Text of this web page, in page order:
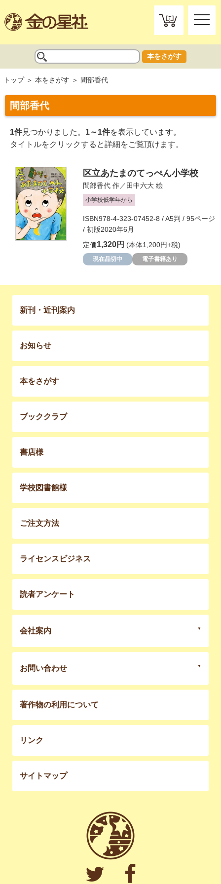
toggle
本をさがす
トップ 本をさがす 間部香代
間部香代
1件見つかりました。 1～1件を表示しています。
タイトルをクリックすると詳細をご覧頂けます。
区立あたまのてっぺん小学校
間部香代 作／ 田中六大 絵
小学校低学年から
ISBN978-4-323-07452-8 / A5判 / 95ページ
/ 初版2020年6月
定価1,320円 (本体1,200円+税)
現在品切中 電子書籍あり
新刊・近刊案内
お知らせ
本をさがす
ブッククラブ
書店様
学校図書館様
ご注文方法
ライセンスビジネス
読者アンケート
会社案内
お問い合わせ
著作物の利用について
リンク
サイトマップ